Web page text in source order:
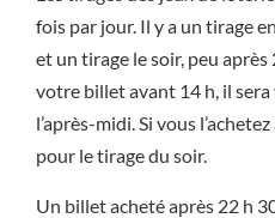
fois par jour. Il y a un tirage
et un tirage le soir, peu après
votre billet avant 14 h, il
l’après-midi. Si vous
pour le tirage du soir.
Un billet acheté après 22 h